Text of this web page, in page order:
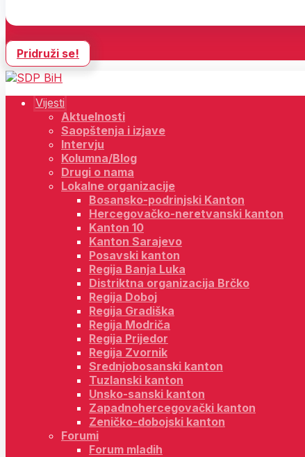
Pridruži se!
Vijesti
Aktuelnosti
Saopštenja i izjave
Intervju
Kolumna/Blog
Drugi o nama
Lokalne organizacije
Bosansko-podrinjski Kanton
Hercegovačko-neretvanski kanton
Kanton 10
Kanton Sarajevo
Posavski kanton
Regija Banja Luka
Distriktna organizacija Brčko
Regija Doboj
Regija Gradiška
Regija Modriča
Regija Prijedor
Regija Zvornik
Srednjobosanski kanton
Tuzlanski kanton
Unsko-sanski kanton
Zapadnohercegovački kanton
Zeničko-dobojski kanton
Forumi
Forum mladih